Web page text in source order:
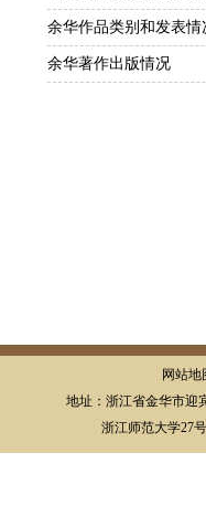
余华作品类别和发表情
余华著作出版情况
网站地
地址：浙江省金华市迎
浙江师范大学27